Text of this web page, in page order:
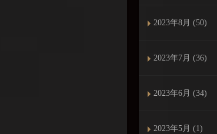
2023年8月 (50)
2023年7月 (36)
2023年6月 (34)
2023年5月 (1)